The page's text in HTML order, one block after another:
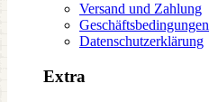
Versand und Zahlung
Geschäftsbedingungen
Datenschutzerklärung
Extra